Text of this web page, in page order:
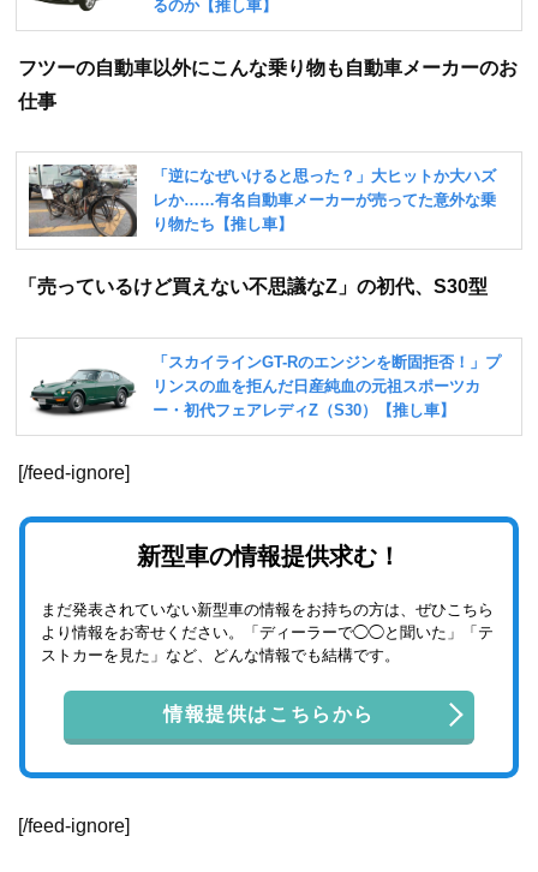
フツーの自動車以外にこんな乗り物も自動車メーカーのお
仕事
「売っているけど買えない不思議なZ」の初代、S30型
[/feed-ignore]
新型車の情報提供求む！
まだ発表されていない新型車の情報をお持ちの方は、ぜひこちら
より情報をお寄せください。「ディーラーで◯◯と聞いた」「テ
ストカーを見た」など、どんな情報でも結構です。
情報提供はこちらから
[/feed-ignore]